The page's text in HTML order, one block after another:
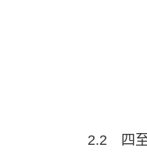
2.2 四至